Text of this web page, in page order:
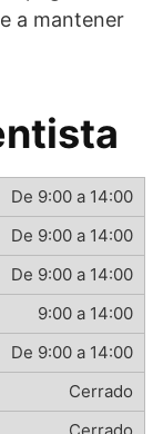
a mantener
De 9:00 a 14:00
De 9:00 a 14:00
De 9:00 a 14:00
9:00 a 14:00
De 9:00 a 14:00
Cerrado